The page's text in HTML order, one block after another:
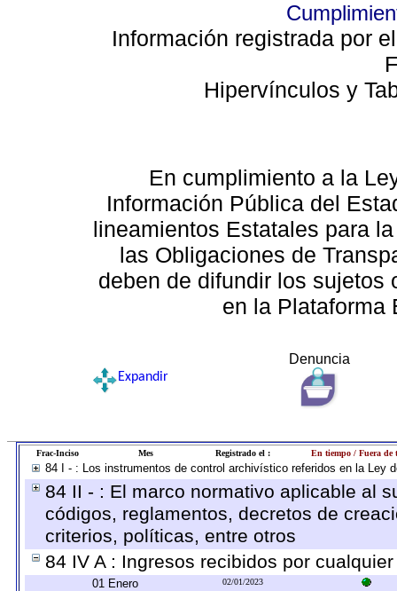
Información registrada por
Hipervínculos y
En cumplimiento a la
Información Pública del
lineamientos Estatales para
las Obligaciones de
deben de difundir los sujetos
en la Plataforma
Denuncia
Expandir
Frac-Inciso Mes Registrado el : En tiempo / Fuera de
84 I - : Los instrumentos de control archivístico referidos en la Ley
84 II - : El marco normativo aplicable al
códigos, reglamentos, decretos de
criterios, políticas, entre otros
84 IV A : Ingresos recibidos por
01 Enero 02/01/2023